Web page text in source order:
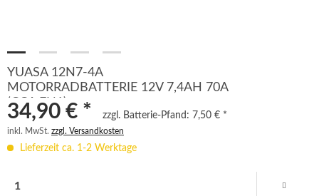
YUASA 12N7-4A
MOTORRADBATTERIE 12V 7,4AH 70A
(CCA EN1)
34,90 € * zzgl. Batterie-Pfand: 7,50 € *
inkl. MwSt. zzgl. Versandkosten
Lieferzeit ca. 1-2 Werktage